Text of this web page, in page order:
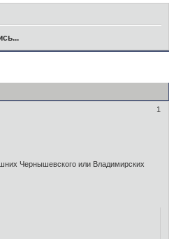
1
Чернышевского или Владимирских